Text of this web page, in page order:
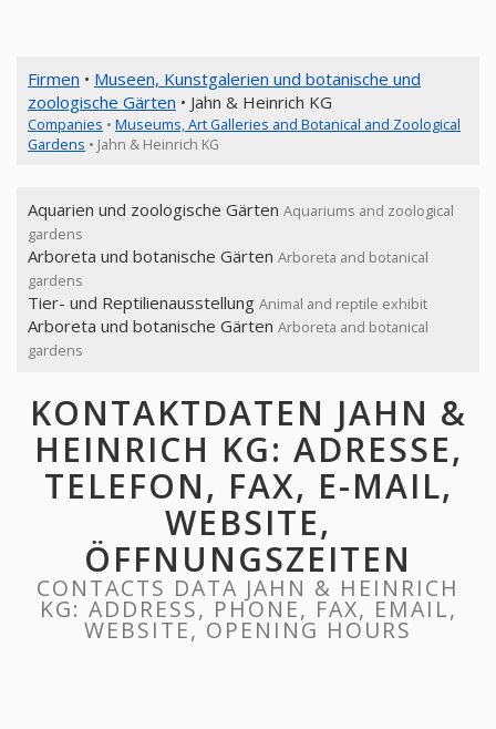
Firmen • Museen, Kunstgalerien und botanische und
zoologische Gärten • Jahn & Heinrich KG
Companies • Museums, Art Galleries and Botanical and Zoological
Gardens • Jahn & Heinrich KG
Aquarien und zoologische Gärten Aquariums and zoological
gardens
Arboreta und botanische Gärten Arboreta and botanical
gardens
Tier- und Reptilienausstellung Animal and reptile exhibit
Arboreta und botanische Gärten Arboreta and botanical
gardens
KONTAKTDATEN JAHN &
HEINRICH KG: ADRESSE,
TELEFON, FAX, E-MAIL,
WEBSITE,
ÖFFNUNGSZEITEN
CONTACTS DATA JAHN & HEINRICH
KG: ADDRESS, PHONE, FAX, EMAIL,
WEBSITE, OPENING HOURS